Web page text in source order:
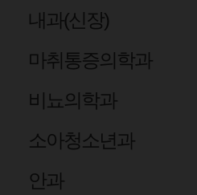
내과(신장)
마취통증의학과
비뇨의학과
소아청소년과
안과